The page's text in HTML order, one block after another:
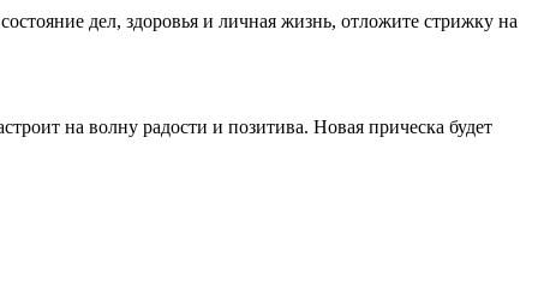
дел, здоровья и личная жизнь, отложите стрижку на
на волну радости и позитива. Новая прическа будет